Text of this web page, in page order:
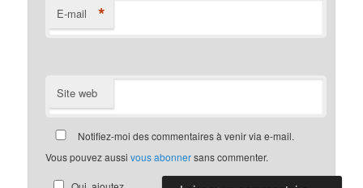
E-mail *
Site web
Notifiez-moi des commentaires à venir via e-mail.
Vous pouvez aussivous abonnersans commenter.